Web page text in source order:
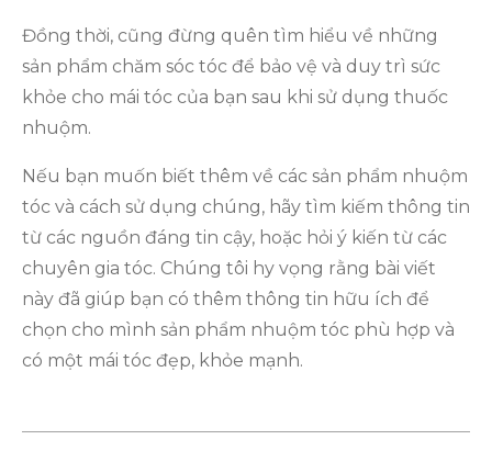
Đồng thời, cũng đừng quên tìm hiểu về những
sản phẩm chăm sóc tóc để bảo vệ và duy trì sức
khỏe cho mái tóc của bạn sau khi sử dụng thuốc
nhuộm.
Nếu bạn muốn biết thêm về các sản phẩm nhuộm
tóc và cách sử dụng chúng, hãy tìm kiếm thông tin
từ các nguồn đáng tin cậy, hoặc hỏi ý kiến từ các
chuyên gia tóc. Chúng tôi hy vọng rằng bài viết
này đã giúp bạn có thêm thông tin hữu ích để
chọn cho mình sản phẩm nhuộm tóc phù hợp và
có một mái tóc đẹp, khỏe mạnh.